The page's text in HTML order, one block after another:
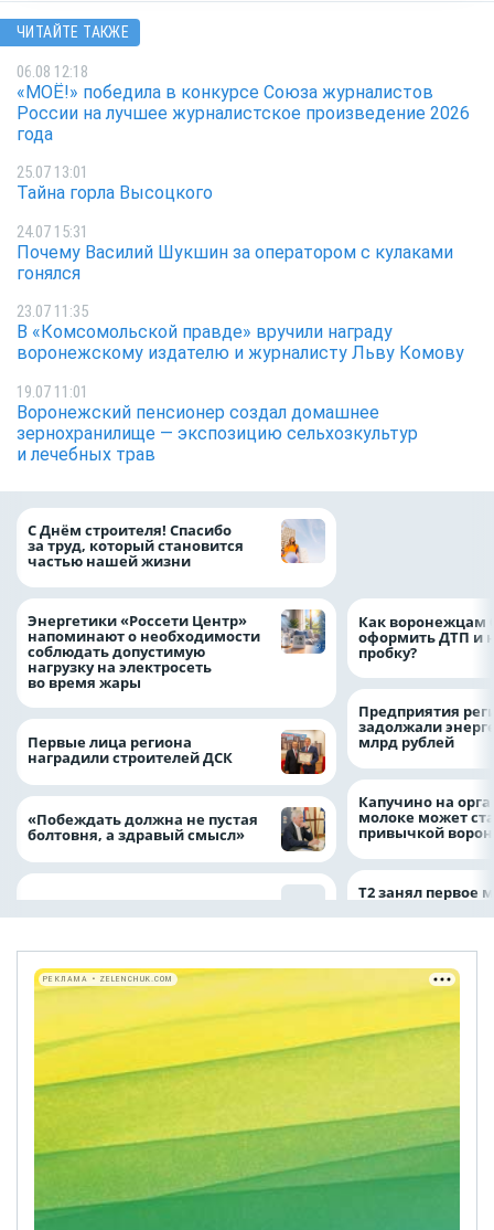
ЧИТАЙТЕ ТАКЖЕ
06.08 12:18
«МОЁ!» победила в конкурсе Союза журналистов
России на лучшее журналистское произведение 2026
года
25.07 13:01
Тайна горла Высоцкого
24.07 15:31
Почему Василий Шукшин за оператором с кулаками
гонялся
23.07 11:35
В «Комсомольской правде» вручили награду
воронежскому издателю и журналисту Льву Комову
19.07 11:01
Воронежский пенсионер создал домашнее
зернохранилище — экспозицию сельхозкультур
и лечебных трав
С Днём строителя! Спасибо
за труд, который становится
частью нашей жизни
Энергетики «Россети Центр»
напоминают о необходимости
соблюдать допустимую
нагрузку на электросеть
во время жары
Первые лица региона
наградили строителей ДСК
«Побеждать должна не пустая
болтовня, а здравый смысл»
Как воронежцам
оформить ДТП и
пробку?
Предприятия
задолжали
млрд рублей
Капучино на
молоке может
привычкой
Т2 занял первое
РЕКЛАМА • ZELENCHUK.COM